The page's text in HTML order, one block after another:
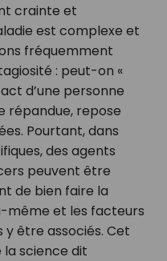
crainte et
est complexe et
fréquemment
: peut-on «
d’une personne
répandue, repose
Pourtant, dans
des agents
peuvent être
de bien faire la
même et les facteurs
être associés. Cet
science dit